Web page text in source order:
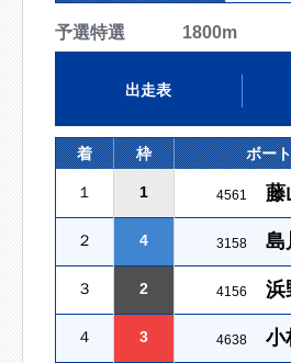
予選特選 1800m
出走表
着 枠 ボー
１ 1 4561
２ 4 3158
３ 2 4156
４ 3 4638